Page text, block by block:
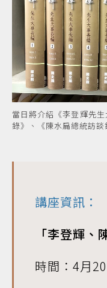
當日將介紹《李登輝先
錄》、《陳水扁總統訪
講座資訊：
「李登輝、
時間：4月